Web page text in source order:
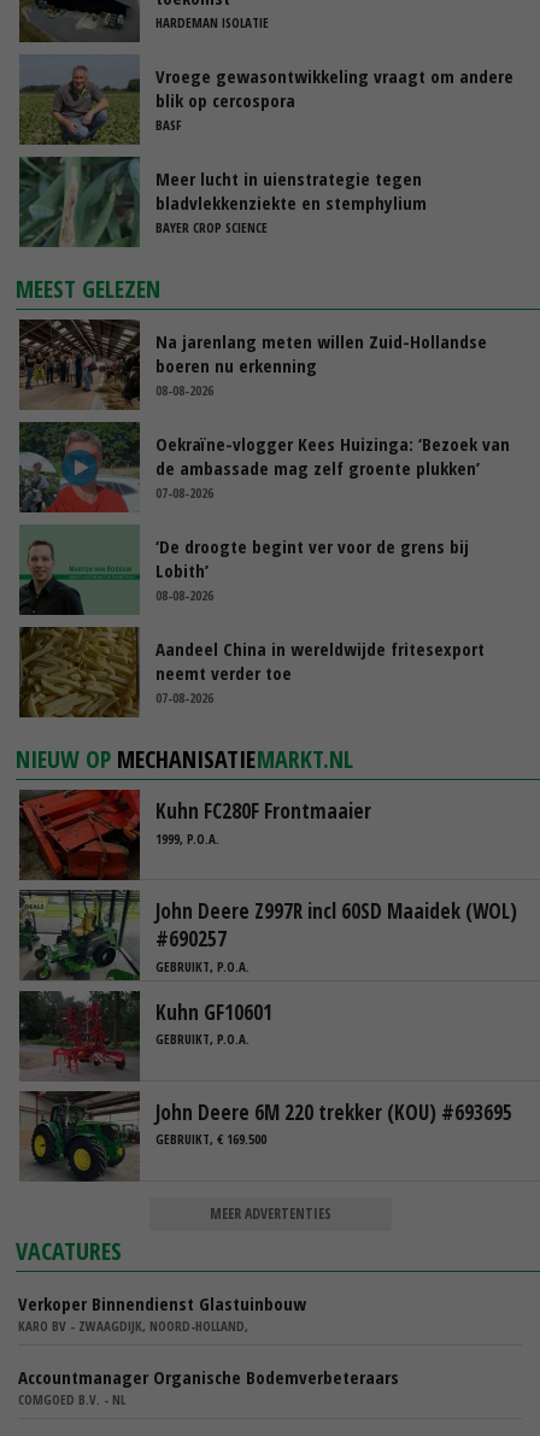
HARDEMAN ISOLATIE
Vroege gewasontwikkeling vraagt om andere
blik op cercospora
BASF
Meer lucht in uienstrategie tegen
bladvlekkenziekte en stemphylium
BAYER CROP SCIENCE
MEEST GELEZEN
Na jarenlang meten willen Zuid-Hollandse
boeren nu erkenning
08-08-2026
Oekraïne-vlogger Kees Huizinga: ‘Bezoek van
de ambassade mag zelf groente plukken’
07-08-2026
‘De droogte begint ver voor de grens bij
Lobith’
08-08-2026
Aandeel China in wereldwijde fritesexport
neemt verder toe
07-08-2026
NIEUW OP MECHANISATIEMARKT.NL
Kuhn FC280F Frontmaaier
1999, P.O.A.
John Deere Z997R incl 60SD Maaidek (WOL)
#690257
GEBRUIKT, P.O.A.
Kuhn GF10601
GEBRUIKT, P.O.A.
John Deere 6M 220 trekker (KOU) #693695
GEBRUIKT, € 169.500
MEER ADVERTENTIES
VACATURES
Verkoper Binnendienst Glastuinbouw
KARO BV - ZWAAGDIJK, NOORD-HOLLAND,
Accountmanager Organische Bodemverbeteraars
COMGOED B.V. - NL